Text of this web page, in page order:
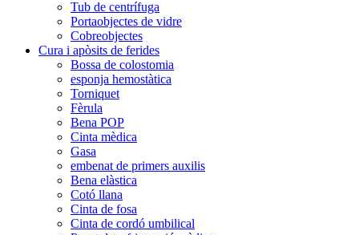
Tub de centrífuga
Portaobjectes de vidre
Cobreobjectes
Cura i apòsits de ferides
Bossa de colostomia
esponja hemostàtica
Torniquet
Fèrula
Bena POP
Cinta mèdica
Gasa
embenat de primers auxilis
Bena elàstica
Cotó llana
Cinta de fosa
Cinta de cordó umbilical